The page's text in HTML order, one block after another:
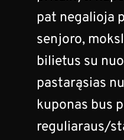
pat negalioja
senjoro,
bilietus su
pastarąsias
kuponas bus
reguliaraus/